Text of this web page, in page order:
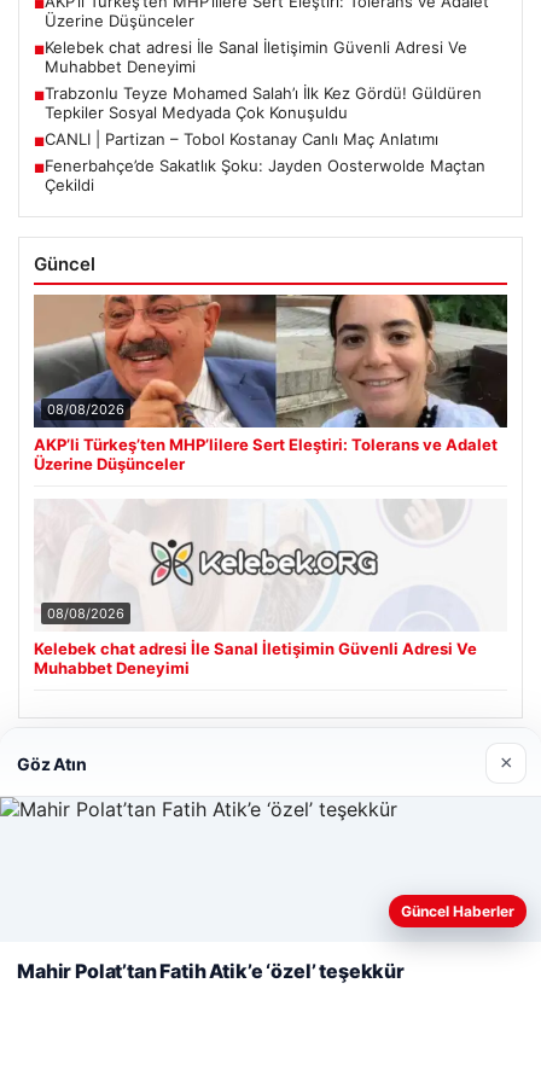
■
Üzerine Düşünceler
■Kelebek chat adresi İle Sanal İletişimin Güvenli Adresi Ve
Muhabbet Deneyimi
■Trabzonlu Teyze Mohamed Salah’ı İlk Kez Gördü! Güldüren
Tepkiler Sosyal Medyada Çok Konuşuldu
■CANLI | Partizan – Tobol Kostanay Canlı Maç Anlatımı
■Fenerbahçe’de Sakatlık Şoku: Jayden Oosterwolde Maçtan
Çekildi
Güncel
08/08/2026
AKP’li Türkeş’ten MHP’lilere Sert Eleştiri: Tolerans ve Adalet
Üzerine Düşünceler
08/08/2026
Kelebek chat adresi İle Sanal İletişimin Güvenli Adresi Ve
Muhabbet Deneyimi
Son Eklenen Firmalar
deneyiminizi kişiselleştirmek ve geliştirmek amacıyla çerezler
Reddet Kabul Et
Göz Atın ×
Güncel Haberler
Mahir Polat’tan Fatih Atik’e ‘özel’ teşekkür